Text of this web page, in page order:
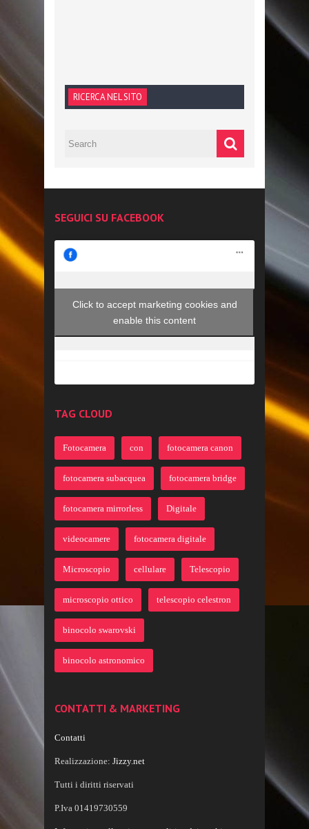
RICERCA NEL SITO
SEGUICI SU FACEBOOK
Click to accept marketing cookies and
enable this content
TAG CLOUD
Fotocamera con fotocamera canon
fotocamera subacquea fotocamera bridge
fotocamera mirrorless Digitale
videocamere fotocamera digitale
Microscopio cellulare Telescopio
microscopio ottico telescopio celestron
binocolo swarovski
binocolo astronomico
CONTATTI & MARKETING
Contatti
Realizzazione: Jizzy.net
Tutti i diritti riservati
P.Iva 01419730559